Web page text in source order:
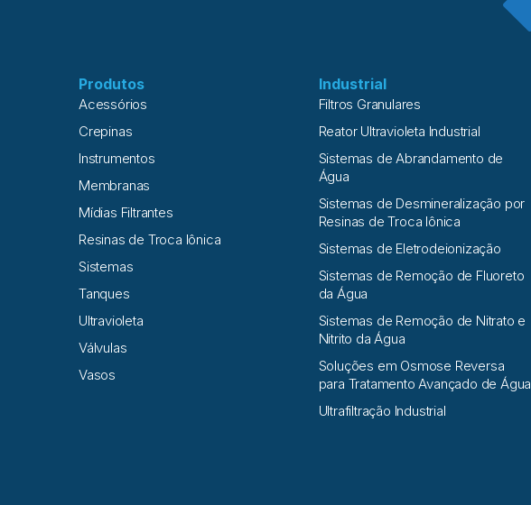
Produtos
Acessórios
Crepinas
Instrumentos
Membranas
Mídias Filtrantes
Resinas de Troca Iônica
Sistemas
Tanques
Ultravioleta
Válvulas
Vasos
Industrial
Filtros Granulares
Reator Ultravioleta Industrial
Sistemas de Abrandamento de
Água
Sistemas de Desmineralização por
Resinas de Troca Iônica
Sistemas de Eletrodeionização
Sistemas de Remoção de Fluoreto
da Água
Sistemas de Remoção de Nitrato e
Nitrito da Água
Soluções em Osmose Reversa
para Tratamento Avançado de Água
Ultrafiltração Industrial